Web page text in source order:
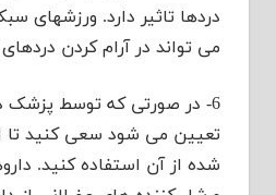
دردها تاثیر دارد. ورزشهای سبک و
می تواند در آرام کردن دردهای کمر
6- در صورتی که توسط پزشک دارویی
تعیین می شود سعی کنید تا انتهای